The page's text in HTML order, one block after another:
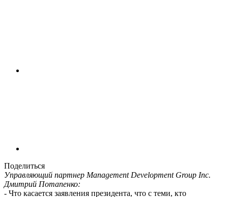
Поделиться
Управляющий партнер Management Development Group Inc.
Дмитрий Потапенко:
- Что касается заявления президента, что с теми, кто